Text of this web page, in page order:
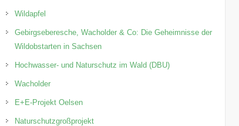
Wildapfel
Gebirgseberesche, Wacholder & Co: Die Geheimnisse der
Wildobstarten in Sachsen
Hochwasser- und Naturschutz im Wald (DBU)
Wacholder
E+E-Projekt Oelsen
Naturschutzgroßprojekt